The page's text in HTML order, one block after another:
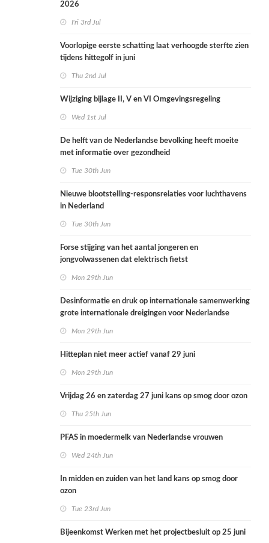
2026
Fri 3rd Jul
Voorlopige eerste schatting laat verhoogde sterfte zien
tijdens hittegolf in juni
Thu 2nd Jul
Wijziging bijlage II, V en VI Omgevingsregeling
Wed 1st Jul
De helft van de Nederlandse bevolking heeft moeite
met informatie over gezondheid
Tue 30th Jun
Nieuwe blootstelling-responsrelaties voor luchthavens
in Nederland
Tue 30th Jun
Forse stijging van het aantal jongeren en
jongvolwassenen dat elektrisch fietst
Mon 29th Jun
Desinformatie en druk op internationale samenwerking
grote internationale dreigingen voor Nederlandse
Mon 29th Jun
Hitteplan niet meer actief vanaf 29 juni
Mon 29th Jun
Vrijdag 26 en zaterdag 27 juni kans op smog door ozon
Thu 25th Jun
PFAS in moedermelk van Nederlandse vrouwen
Wed 24th Jun
In midden en zuiden van het land kans op smog door
ozon
Tue 23rd Jun
Bijeenkomst Werken met het projectbesluit op 25 juni